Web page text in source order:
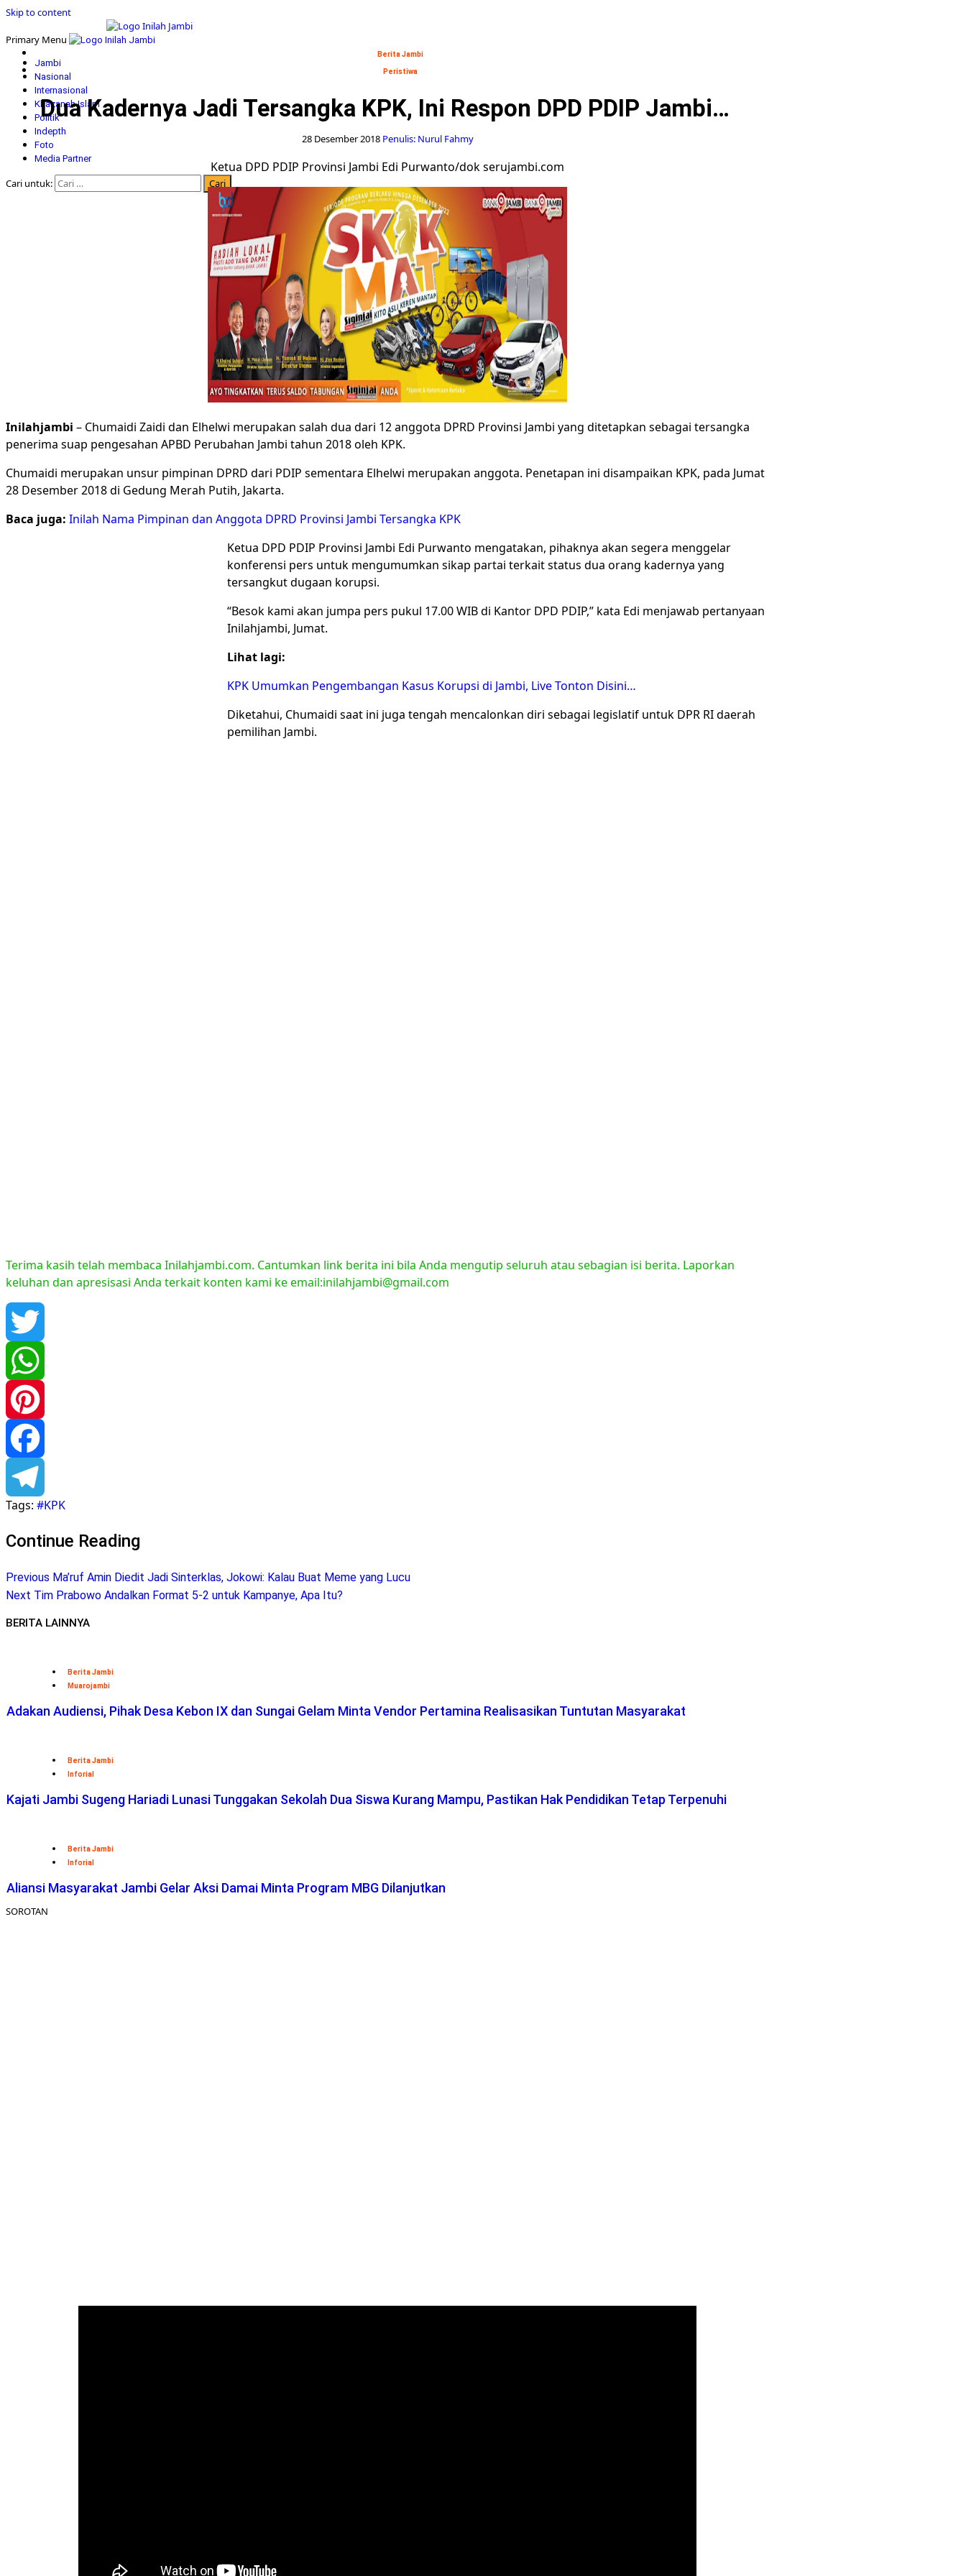
Skip to content
Primary Menu
Jambi
Nasional
Internasional
Khazanah Islam
Politik
Indepth
Foto
Media Partner
Cari untuk:
Berita Jambi
Peristiwa
Dua Kadernya Jadi Tersangka KPK, Ini Respon DPD PDIP Jambi…
28 Desember 2018 Penulis: Nurul Fahmy
Ketua DPD PDIP Provinsi Jambi Edi Purwanto/dok serujambi.com
Inilahjambi – Chumaidi Zaidi dan Elhelwi merupakan salah dua dari 12 anggota DPRD Provinsi Jambi yang ditetapkan sebagai tersangka
penerima suap pengesahan APBD Perubahan Jambi tahun 2018 oleh KPK.
Chumaidi merupakan unsur pimpinan DPRD dari PDIP sementara Elhelwi merupakan anggota. Penetapan ini disampaikan KPK, pada Jumat
28 Desember 2018 di Gedung Merah Putih, Jakarta.
Baca juga: Inilah Nama Pimpinan dan Anggota DPRD Provinsi Jambi Tersangka KPK
Ketua DPD PDIP Provinsi Jambi Edi Purwanto mengatakan, pihaknya akan segera menggelar
konferensi pers untuk mengumumkan sikap partai terkait status dua orang kadernya yang
tersangkut dugaan korupsi.
“Besok kami akan jumpa pers pukul 17.00 WIB di Kantor DPD PDIP,” kata Edi menjawab pertanyaan
Inilahjambi, Jumat.
Lihat lagi:
KPK Umumkan Pengembangan Kasus Korupsi di Jambi, Live Tonton Disini…
Diketahui, Chumaidi saat ini juga tengah mencalonkan diri sebagai legislatif untuk DPR RI daerah
pemilihan Jambi.
Terima kasih telah membaca Inilahjambi.com. Cantumkan link berita ini bila Anda mengutip seluruh atau sebagian isi berita. Laporkan
keluhan dan apresisasi Anda terkait konten kami ke email:inilahjambi@gmail.com
Twitter
WhatsApp
Pinterest
Facebook
Telegram
Tags: #KPK
Continue Reading
Previous Ma’ruf Amin Diedit Jadi Sinterklas, Jokowi: Kalau Buat Meme yang Lucu
Next Tim Prabowo Andalkan Format 5-2 untuk Kampanye, Apa Itu?
BERITA LAINNYA
Berita Jambi
Muarojambi
Adakan Audiensi, Pihak Desa Kebon IX dan Sungai Gelam Minta Vendor Pertamina Realisasikan Tuntutan Masyarakat
Berita Jambi
Inforial
Kajati Jambi Sugeng Hariadi Lunasi Tunggakan Sekolah Dua Siswa Kurang Mampu, Pastikan Hak Pendidikan Tetap Terpenuhi
Berita Jambi
Inforial
Aliansi Masyarakat Jambi Gelar Aksi Damai Minta Program MBG Dilanjutkan
SOROTAN